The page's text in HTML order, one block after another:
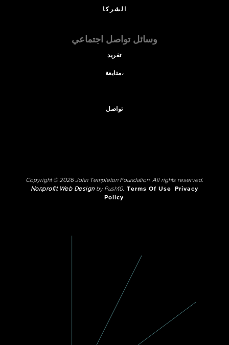
الشركا
وسائل تواصل اجتماعي
تغريد
متابعة،
تواصل
Copyright © 2026 John Templeton Foundation. All rights reserved.
Nonprofit Web Designby Push10. Terms Of Use
Privacy
Policy